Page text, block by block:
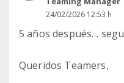
24/02/2026 12:53 h
5 años después…
Queridos Teamers,